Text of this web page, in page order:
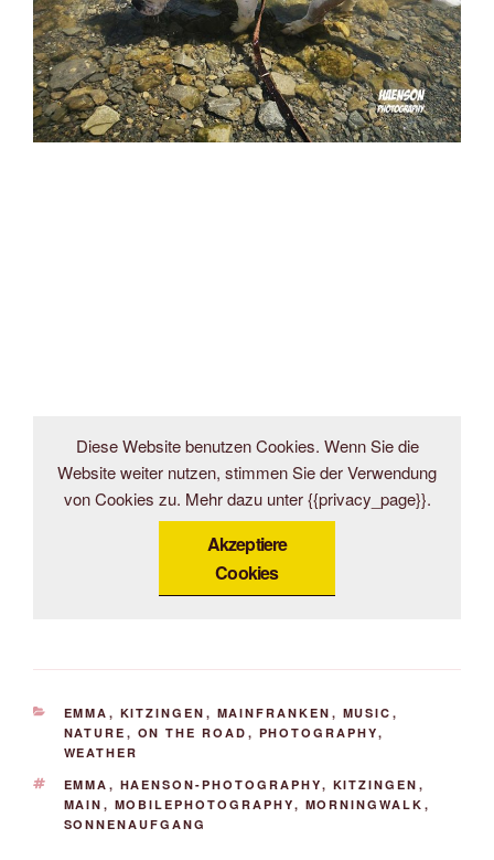
Diese Website benutzen Cookies. Wenn Sie die
Website weiter nutzen, stimmen Sie der Verwendung
von Cookies zu. Mehr dazu unter {{privacy_page}}.
Akzeptiere
Cookies
KATEGORIEN
EMMA , KITZINGEN , MAINFRANKEN , MUSIC ,
NATURE , ON THE ROAD , PHOTOGRAPHY,
WEATHER
SCHLAGWÖRTER
EMMA , HAENSON-PHOTOGRAPHY, KITZINGEN ,
MAIN , MOBILEPHOTOGRAPHY, MORNINGWALK ,
SONNENAUFGANG